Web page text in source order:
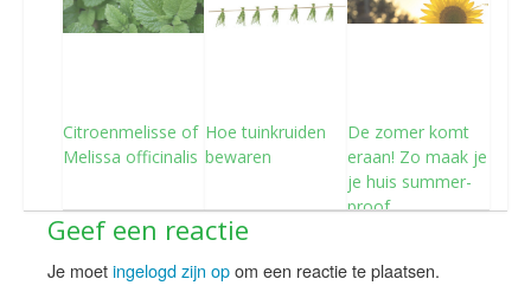
Citroenmelisse of
Melissa officinalis
Hoe tuinkruiden
bewaren
De zomer komt
eraan! Zo maak je
je huis summer-
proof
Geef een reactie
Je moetingelogd zijn opom een reactie te plaatsen.